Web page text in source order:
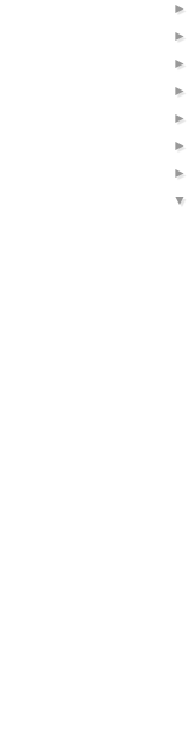
►
►
►
►
►
►
►
▼